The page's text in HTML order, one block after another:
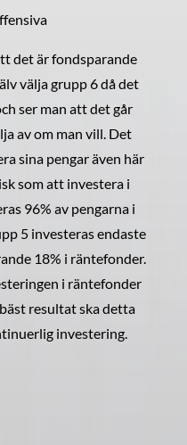
det är fondsparande
välja grupp 6 då det
ser man att det går
av om man vill. Det
sina pengar även här
som att investera i
96% av pengarna i
5 investeras endaste
18% i räntefonder.
i räntefonder
resultat ska detta
investering.